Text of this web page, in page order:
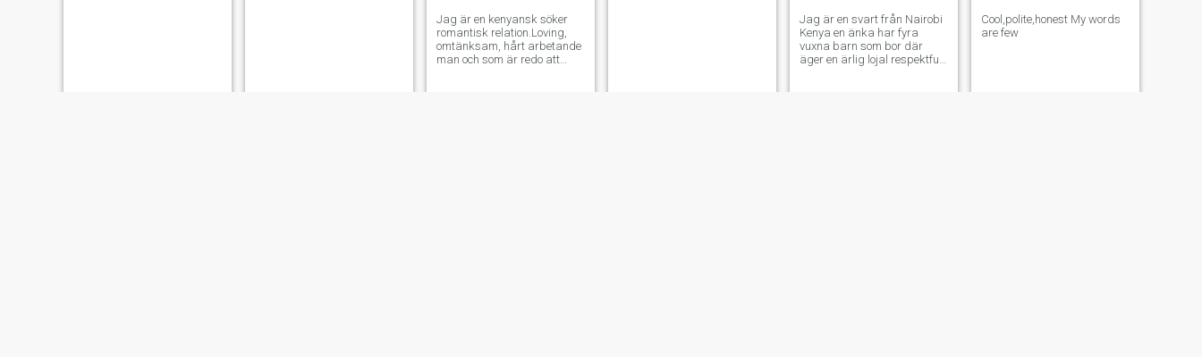
Jag är en kenyansk söker
romantisk relation.Loving,
omtänksam, hårt arbetande
man och som är redo att
Jag är en svart från Nairobi
Kenya en änka har fyra
vuxna barn som bor där
äger en ärlig lojal respektfull
Cool,polite,honest My words
are few